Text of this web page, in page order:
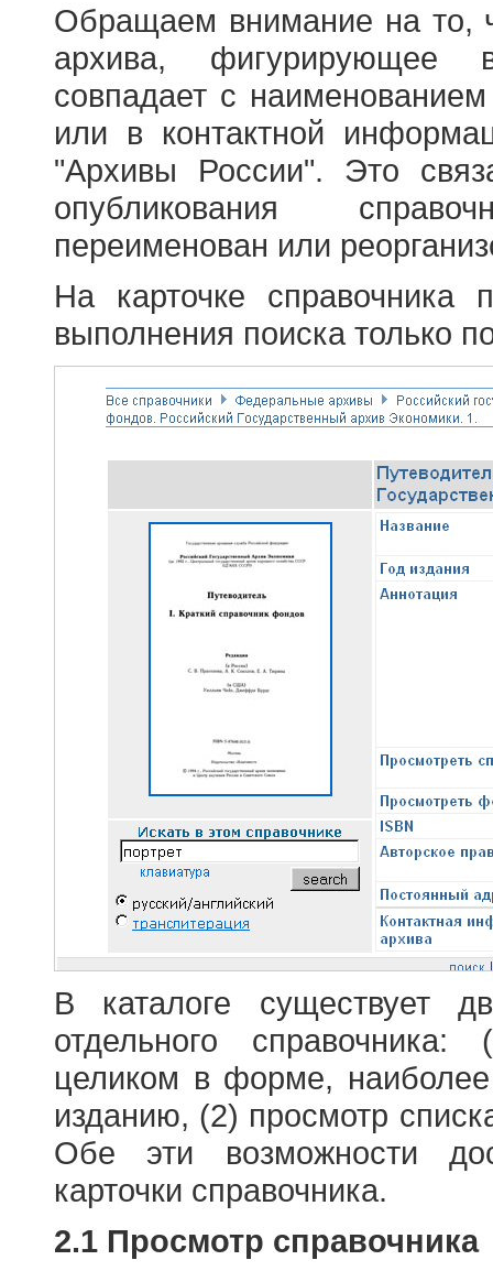
Обращаем внимание на то,
архива, фигурирующее
совпадает с
или в контактной
"Архивы России". Это
опубликования
переименован или
На карточке справочника
выполнения поиска только
В каталоге существует
отдельного
целиком в форме,
изданию, (2) просмотр
Обе эти возможности
карточки справочника.
2.1 Просмотр справочника